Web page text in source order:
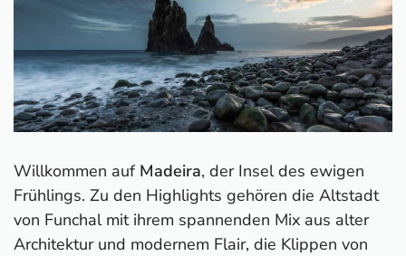
Willkommen auf Madeira, der Insel des ewigen
Frühlings. Zu den Highlights gehören die Altstadt
von Funchal mit ihrem spannenden Mix aus alter
Architektur und modernem Flair, die Klippen von